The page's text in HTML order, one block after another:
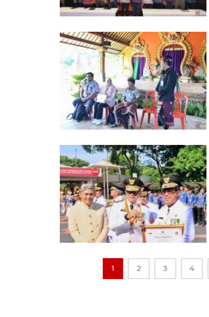
1 2 3 4